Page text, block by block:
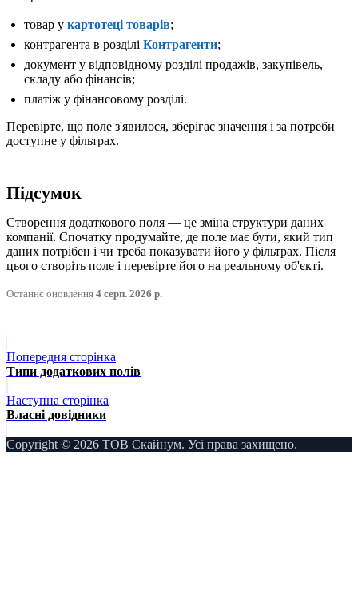
товар у картотеці товарів;
контрагента в розділі Контрагенти;
документ у відповідному розділі продажів, закупівель,
складу або фінансів;
платіж у фінансовому розділі.
Перевірте, що поле з'явилося, зберігає значення і за потреби
доступне у фільтрах.
Підсумок
Створення додаткового поля — це зміна структури даних
компанії. Спочатку продумайте, де поле має бути, який тип
даних потрібен і чи треба показувати його у фільтрах. Після
цього створіть поле і перевірте його на реальному об'єкті.
Останнє оновлення 4 серп. 2026 р.
Попередня сторінка
Типи додаткових полів
Наступна сторінка
Власні довідники
Copyright © 2026 ТОВ Скайнум. Усі права захищено.